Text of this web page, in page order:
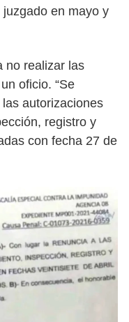
en mayo y
no realizar las
oficio. “Se
autorizaciones
registro y
con fecha 27 de